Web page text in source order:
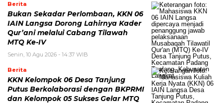
Berita
Bukan Sekadar Perlombaan, KKN 06
IAIN Langsa Dorong Lahirnya Kader
Qur’ani melalui Cabang Tilawah
MTQ Ke-IV
Senin, 10 Agu 2026 - 14:37 WIB
Berita
KKN Kelompok 06 Desa Tanjung
Putus Berkolaborasi dengan BKPRMI
dan Kelompok 05 Sukses Gelar MTQ